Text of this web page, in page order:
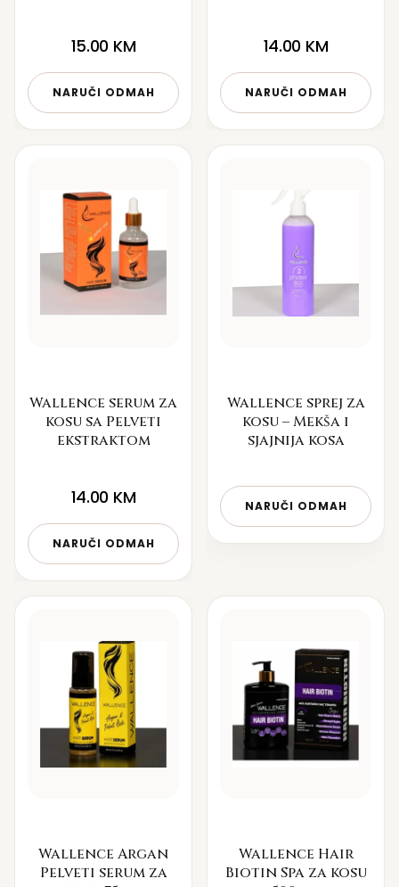
15.00 KM
NARUČI ODMAH
14.00 KM
NARUČI ODMAH
Wallence serum za
kosu sa Pelveti
ekstraktom
14.00 KM
NARUČI ODMAH
Wallence sprej za
kosu – Mekša i
sjajnija kosa
NARUČI ODMAH
Wallence Argan
Pelveti serum za
Wallence Hair
Biotin Spa za kosu